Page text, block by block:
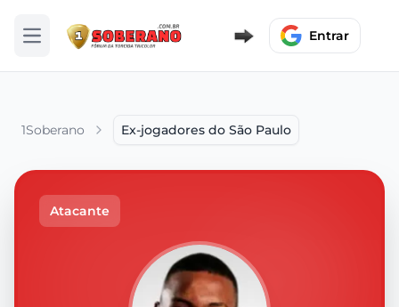
Abrir menu Entrar
1Soberano Ex-jogadores do São Paulo
Atacante